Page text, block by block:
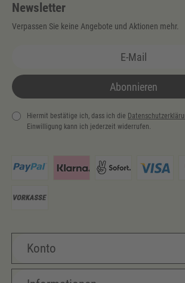
Newsletter
Verpassen Sie keine Angebote und Aktionen mehr.
Abonnieren
Hiermit bestätige ich, dass ich die
Einwilligung kann ich jederzeit widerrufen.
Konto